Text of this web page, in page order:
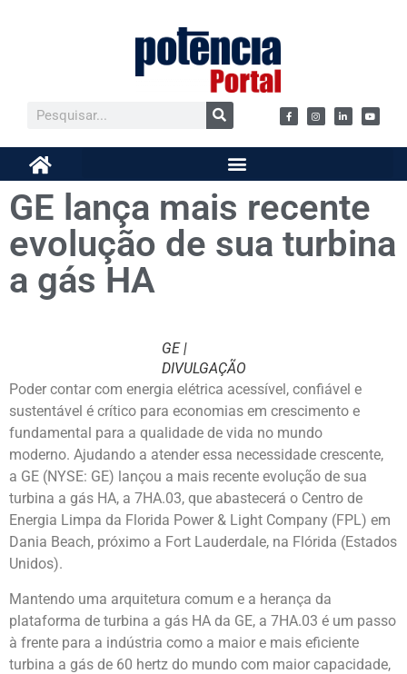
GE lança mais recente
evolução de sua turbina
a gás HA
GE |
DIVULGAÇÃO
Poder contar com energia elétrica acessível, confiável e
sustentável é crítico para economias em crescimento e
fundamental para a qualidade de vida no mundo
moderno. Ajudando a atender essa necessidade crescente,
a GE (NYSE: GE) lançou a mais recente evolução de sua
turbina a gás HA, a 7HA.03, que abastecerá o Centro de
Energia Limpa da Florida Power & Light Company (FPL) em
Dania Beach, próximo a Fort Lauderdale, na Flórida (Estados
Unidos).
Mantendo uma arquitetura comum e a herança da
plataforma de turbina a gás HA da GE, a 7HA.03 é um passo
à frente para a indústria como a maior e mais eficiente
turbina a gás de 60 hertz do mundo com maior capacidade,